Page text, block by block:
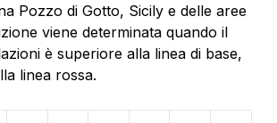
Pozzo di Gotto, Sicily e delle aree
viene determinata quando il
è superiore alla linea di base,
linea rossa.